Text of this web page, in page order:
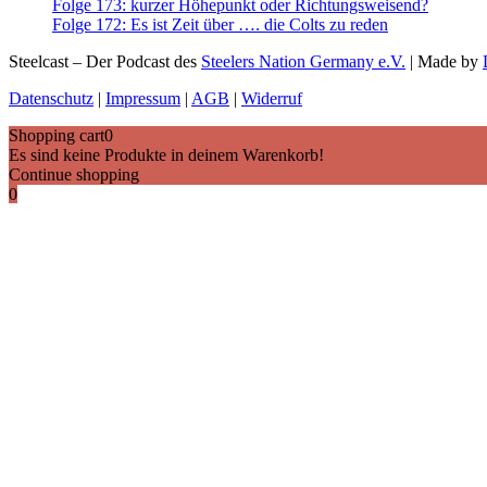
Folge 173: kurzer Höhepunkt oder Richtungsweisend?
Folge 172: Es ist Zeit über …. die Colts zu reden
Steelcast – Der Podcast des Steelers Nation Germany e.V. | Made by
Datenschutz | Impressum | AGB | Widerruf
Shopping cart0
Es sind keine Produkte in deinem Warenkorb!
Continue shopping
0